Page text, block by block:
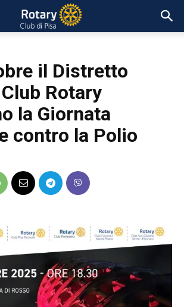
il Distretto
Rotary
la Giornata
contro la Polio